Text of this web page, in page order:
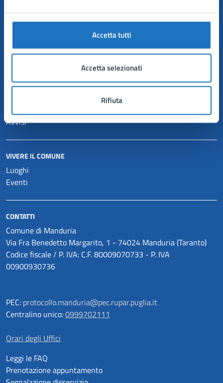
Accetta tutti
Accetta selezionati
Rifiuta
Autorizzazioni
Mobilità e trasporti
Avvisi
VIVERE IL COMUNE
Luoghi
Eventi
CONTATTI
Comune di Manduria
Via Fra Benedetto Margarito, 1 - 74024 Manduria (Taranto)
Codice fiscale / P. IVA: C.F. 80009070733 - P. IVA
00900930736
PEC: protocollo.manduria@pec.rupar.puglia.it
Centralino unico:0999702111
Orari degli Uffici
Leggi le FAQ
Prenotazione appuntamento